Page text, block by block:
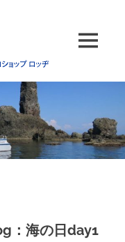
MENU
：海の日day1